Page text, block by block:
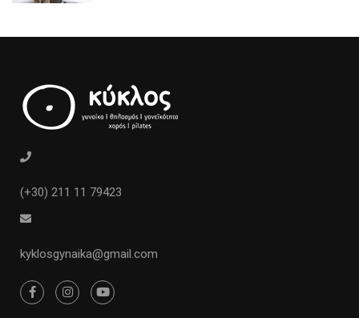
(+30) 211 11 79423
kyklosgynaika@gmail.com